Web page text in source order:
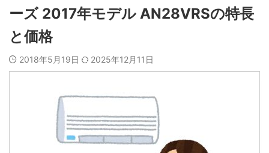
ーズ 2017年モデル AN28VRSの特長
と価格
2018年5月19日 2025年12月11日